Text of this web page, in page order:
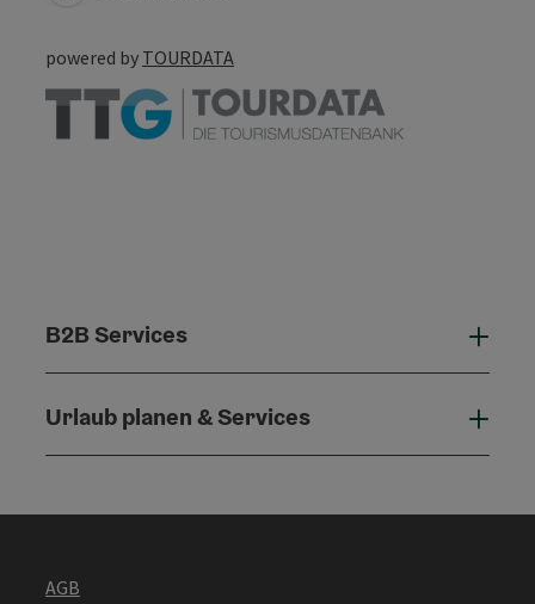
powered by TOURDATA
B2B Services
Urlaub planen & Services
AGB